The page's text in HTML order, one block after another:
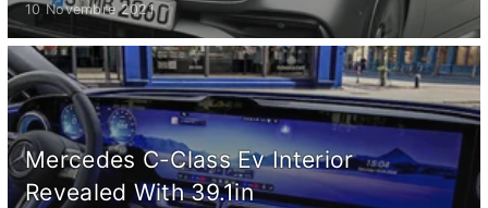
10 Novembre 2021
Mercedes C-Class Ev Interior
Revealed With 39.1in